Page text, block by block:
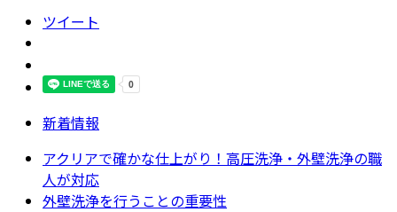
ツイート
新着情報
アクリアで確かな仕上がり！高圧洗浄・外壁洗浄の職
人が対応
外壁洗浄を行うことの重要性